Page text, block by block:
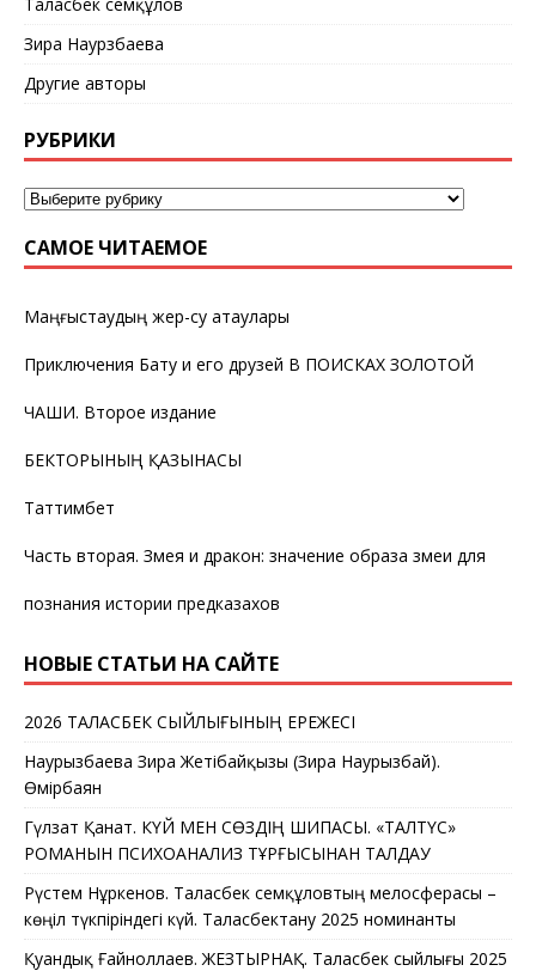
Зира Наурзбаева
Другие авторы
РУБРИКИ
САМОЕ ЧИТАЕМОЕ
Маңғыстаудың жер-су атаулары
Приключения Бату и его друзей В ПОИСКАХ ЗОЛОТОЙ
ЧАШИ. Второе издание
БЕКТОРЫНЫҢ ҚАЗЫНАСЫ
Таттимбет
Часть вторая. Змея и дракон: значение образа змеи для
познания истории предказахов
НОВЫЕ СТАТЬИ НА САЙТЕ
2026 ТАЛАСБЕК СЫЙЛЫҒЫНЫҢ ЕРЕЖЕСІ
Наурызбаева Зира Жетібайқызы (Зира Наурызбай).
Өмірбаян
Гүлзат Қанат. КҮЙ МЕН СӨЗДІҢ ШИПАСЫ. «ТАЛТҮС»
РОМАНЫН ПСИХОАНАЛИЗ ТҰРҒЫСЫНАН ТАЛДАУ
Рүстем Нұркенов. Таласбек Әсемқұловтың мелосферасы –
көңіл түкпіріндегі күй. Таласбектану 2025 номинанты
Қуандық Ғайноллаев. ЖЕЗТЫРНАҚ. Таласбек сыйлығы 2025